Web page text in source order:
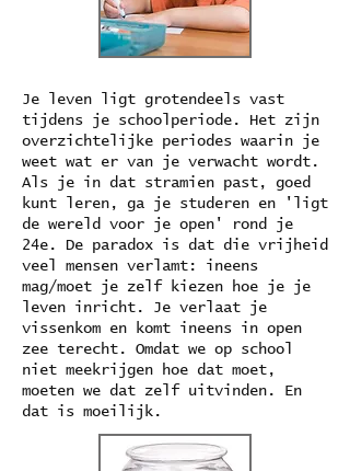
Je leven ligt grotendeels vast
tijdens je schoolperiode. Het zijn
overzichtelijke periodes waarin je
weet wat er van je verwacht wordt.
Als je in dat stramien past, goed
kunt leren, ga je studeren en 'ligt
de wereld voor je open' rond je
24e. De paradox is dat die vrijheid
veel mensen verlamt: ineens
mag/moet je zelf kiezen hoe je je
leven inricht. Je verlaat je
vissenkom en komt ineens in open
zee terecht. Omdat we op school
niet meekrijgen hoe dat moet,
moeten we dat zelf uitvinden. En
dat is moeilijk.